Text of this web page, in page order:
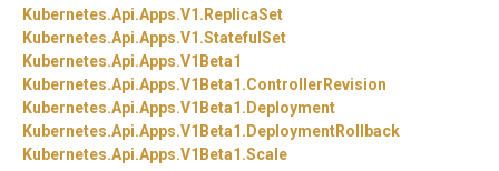
Kubernetes.Api.Apps.V1. ReplicaSet
Kubernetes.Api.Apps.V1.StatefulSet
Kubernetes.Api.Apps.V1Beta1
Kubernetes.Api.Apps.V1Beta1.ControllerRevision
Kubernetes.Api.Apps.V1Beta1. Deployment
Kubernetes.Api.Apps.V1Beta1. DeploymentRollback
Kubernetes.Api.Apps.V1Beta1.Scale